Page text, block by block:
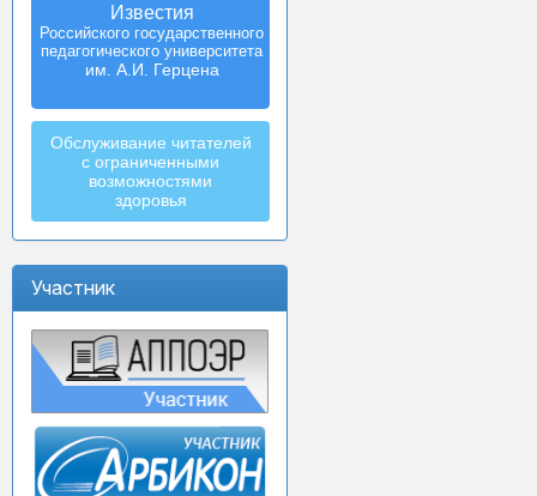
Известия
Российского государственного
педагогического университета
им. А.И. Герцена
Izvestia:
Herzen University
Journal of
Humanities & Sciences
Обслуживание читателей
с ограниченными
возможностями
здоровья
Участник